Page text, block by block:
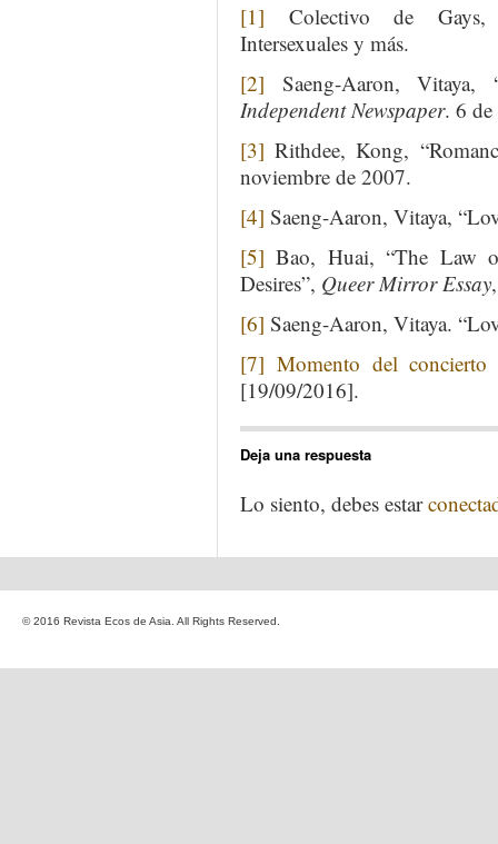
[1] Colectivo de Gays,
Intersexuales y más.
[2] Saeng-Aaron,
Independent Newspaper. 6
[3] Rithdee, Kong,
noviembre de 2007.
[4] Saeng-Aaron, Vitaya,
[5] Bao, Huai, “The Law
Desires”, Queer Mirror Essay
[6] Saeng-Aaron, Vitaya.
[7] Momento del
[19/09/2016].
Deja una respuesta
Lo siento, debes estar
© 2016 Revista Ecos de Asia. All Rights Reserved.